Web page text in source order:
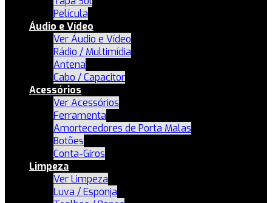
Película
Áudio e Vídeo
Ver Áudio e Vídeo
Rádio / Multimídia
Antena
Cabo / Capacitor
Acessórios
Ver Acessórios
Ferramenta
Amortecedores de Porta Malas
Botões
Conta-Giros
Limpeza
Ver Limpeza
Luva / Esponja